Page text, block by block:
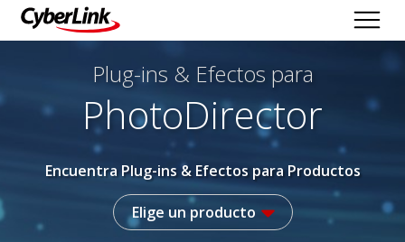
Plug-ins & Efectos para
PhotoDirector
Encuentra Plug-ins & Efectos para Productos
Elige un producto